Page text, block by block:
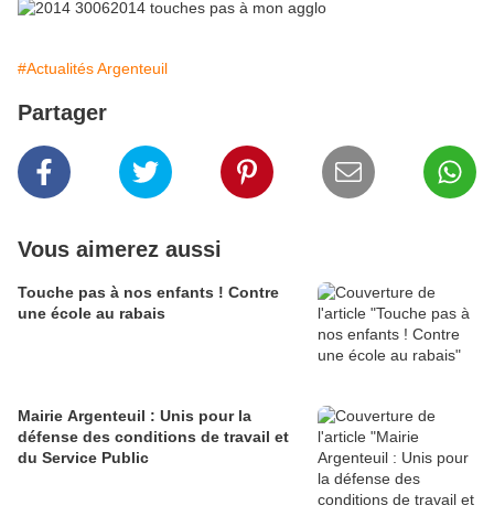
#Actualités Argenteuil
Partager
Vous aimerez aussi
Touche pas à nos enfants ! Contre
une école au rabais
Mairie Argenteuil : Unis pour la
défense des conditions de travail et
du Service Public